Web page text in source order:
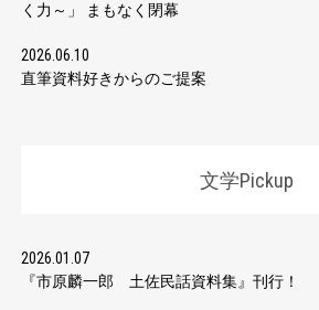
く力～」 まもなく閉幕
2026.06.10
直筆資料好きからのご提案
文学Pickup
2026.01.07
『市原麟一郎 土佐民話資料集』刊行！